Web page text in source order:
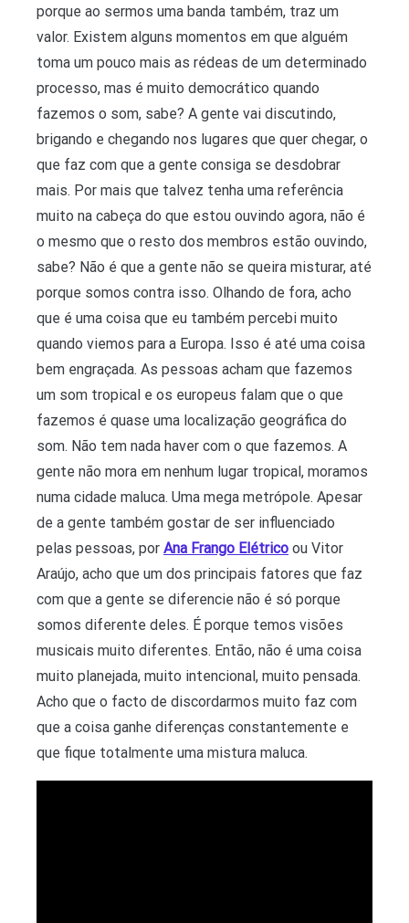
porque ao sermos uma banda também, traz um
valor. Existem alguns momentos em que alguém
toma um pouco mais as rédeas de um determinado
processo, mas é muito democrático quando
fazemos o som, sabe? A gente vai discutindo,
brigando e chegando nos lugares que quer chegar, o
que faz com que a gente consiga se desdobrar
mais. Por mais que talvez tenha uma referência
muito na cabeça do que estou ouvindo agora, não é
o mesmo que o resto dos membros estão ouvindo,
sabe? Não é que a gente não se queira misturar, até
porque somos contra isso. Olhando de fora, acho
que é uma coisa que eu também percebi muito
quando viemos para a Europa. Isso é até uma coisa
bem engraçada. As pessoas acham que fazemos
um som tropical e os europeus falam que o que
fazemos é quase uma localização geográfica do
som. Não tem nada haver com o que fazemos. A
gente não mora em nenhum lugar tropical, moramos
numa cidade maluca. Uma mega metrópole. Apesar
de a gente também gostar de ser influenciado
pelas pessoas, por Ana Frango Elétrico ou Vitor
Araújo, acho que um dos principais fatores que faz
com que a gente se diferencie não é só porque
somos diferente deles. É porque temos visões
musicais muito diferentes. Então, não é uma coisa
muito planejada, muito intencional, muito pensada.
Acho que o facto de discordarmos muito faz com
que a coisa ganhe diferenças constantemente e
que fique totalmente uma mistura maluca.